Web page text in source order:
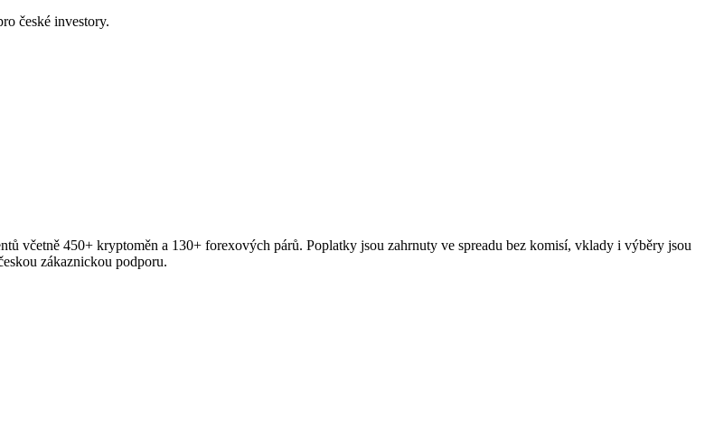
české investory.
včetně 450+ kryptoměn a 130+ forexových párů. Poplatky jsou zahrnuty ve spreadu bez komisí, vklady i výběry jsou
zákaznickou podporu.